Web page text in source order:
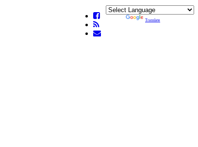
Translate